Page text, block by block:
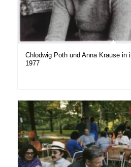
Chlodwig Poth und Anna Krause in
1977